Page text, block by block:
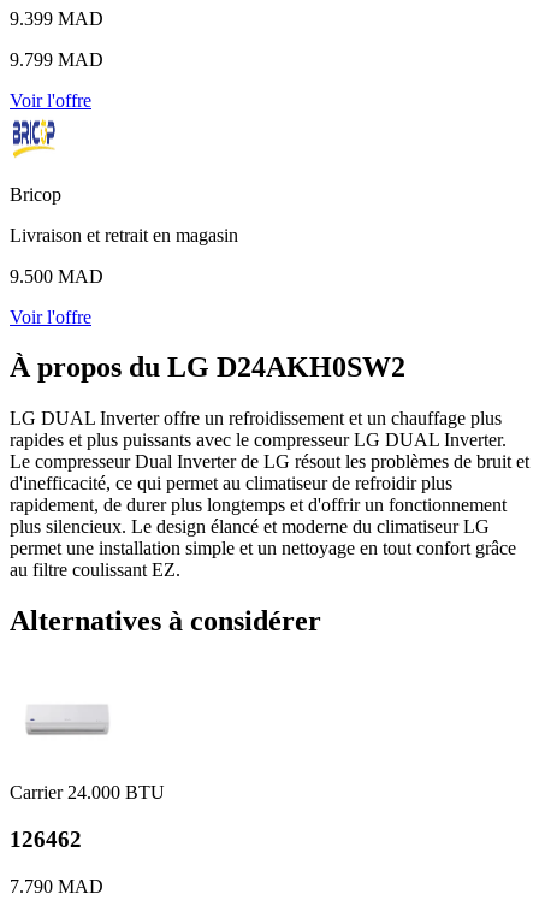
9.399 MAD
9.799 MAD
Voir l'offre
Bricop
Livraison et retrait en magasin
9.500 MAD
Voir l'offre
À propos du LG D24AKH0SW2
LG DUAL Inverter offre un refroidissement et un chauffage plus
rapides et plus puissants avec le compresseur LG DUAL Inverter.
Le compresseur Dual Inverter de LG résout les problèmes de bruit et
d'inefficacité, ce qui permet au climatiseur de refroidir plus
rapidement, de durer plus longtemps et d'offrir un fonctionnement
plus silencieux. Le design élancé et moderne du climatiseur LG
permet une installation simple et un nettoyage en tout confort grâce
au filtre coulissant EZ.
Alternatives à considérer
Carrier 24.000 BTU
126462
7.790 MAD